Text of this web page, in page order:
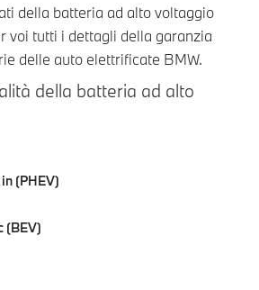
della batteria ad alto voltaggio
voi tutti i dettagli della garanzia
delle auto elettrificate BMW.
della batteria ad alto
(PHEV)
(BEV)